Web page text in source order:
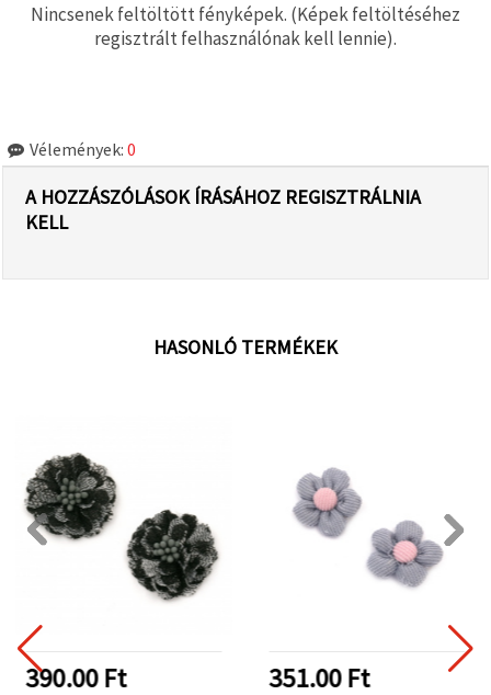
Nincsenek feltöltött fényképek. (Képek feltöltéséhez
regisztrált felhasználónak kell lennie).
Vélemények: 0
A HOZZÁSZÓLÁSOK ÍRÁSÁHOZ REGISZTRÁLNIA
KELL
HASONLÓ TERMÉKEK
390.00 Ft 351.00 Ft